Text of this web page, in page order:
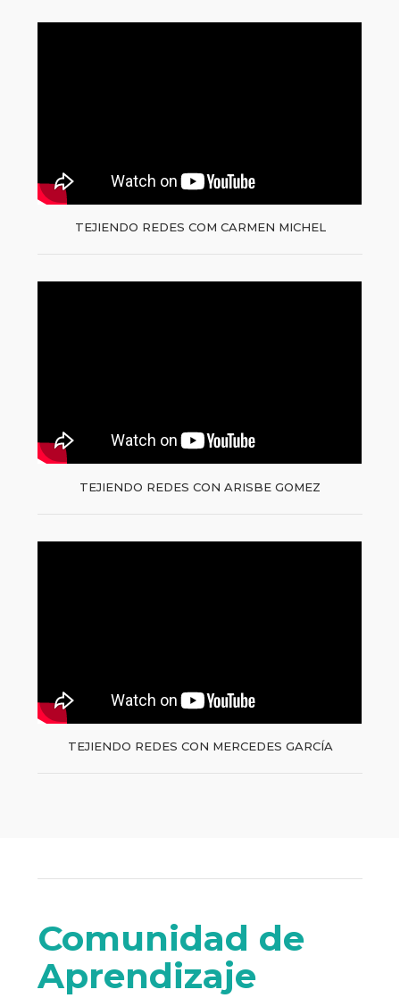
TEJIENDO REDES COM CARMEN MICHEL
TEJIENDO REDES CON ARISBE GOMEZ
TEJIENDO REDES CON MERCEDES GARCÍA
Comunidad de
Aprendizaje